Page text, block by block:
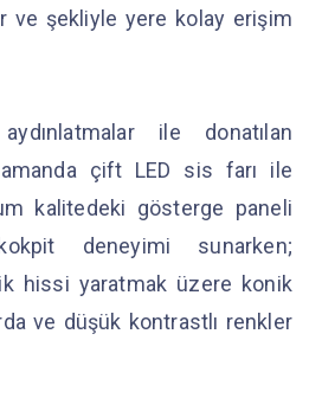
ve şekliyle yere kolay erişim
ile donatılan
çift LED sis farı ile
kalitedeki gösterge paneli
deneyimi sunarken;
hissi yaratmak üzere konik
ve düşük kontrastlı renkler